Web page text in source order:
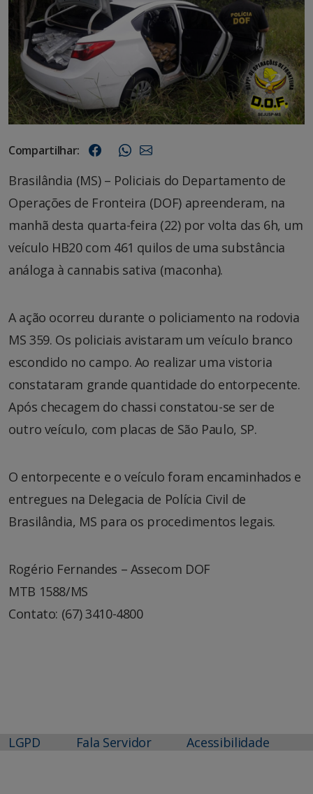
Compartilhar:
Brasilândia (MS) – Policiais do Departamento de
Operações de Fronteira (DOF) apreenderam, na
manhã desta quarta-feira (22) por volta das 6h, um
veículo HB20 com 461 quilos de uma substância
análoga à cannabis sativa (maconha).
A ação ocorreu durante o policiamento na rodovia
MS 359. Os policiais avistaram um veículo branco
escondido no campo. Ao realizar uma vistoria
constataram grande quantidade do entorpecente.
Após checagem do chassi constatou-se ser de
outro veículo, com placas de São Paulo, SP.
O entorpecente e o veículo foram encaminhados e
entregues na Delegacia de Polícia Civil de
Brasilândia, MS para os procedimentos legais.
Rogério Fernandes – Assecom DOF
MTB 1588/MS
Contato: (67) 3410-4800
LGPD Fala Servidor Acessibilidade